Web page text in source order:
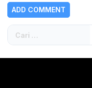
Cari
untuk: